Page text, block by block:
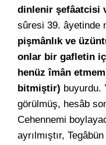
dinlenir şefâatcisi
sûresi 39. âyetinde
pişmânlık ve
onlar bir gafletin
henüz îmân
bitmiştir) buyurdu.
görülmüş, hesâb
Cehennemi
ayrılmıştır,